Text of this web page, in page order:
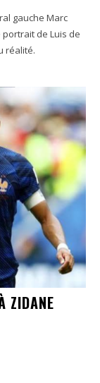
gauche Marc
de Luis de
réalité.
ZIDANE